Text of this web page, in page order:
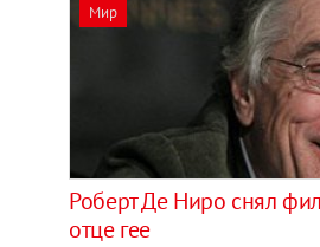
Мир
Роберт Де Ниро снял
отце гее